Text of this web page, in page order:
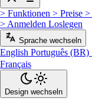
> Funktionen > Preise >
> Anmelden Loslegen
Sprache wechseln
English Português (BR)
Français
Design wechseln